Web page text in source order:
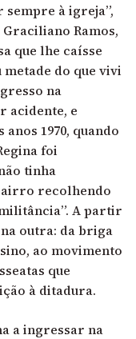
sempre à igreja”,
Ramos,
que lhe caísse
metade do que vivi
na
acidente, e
1970, quando
foi
tinha
recolhendo
A partir
outra: da briga
ao movimento
que
à ditadura.
a ingressar na